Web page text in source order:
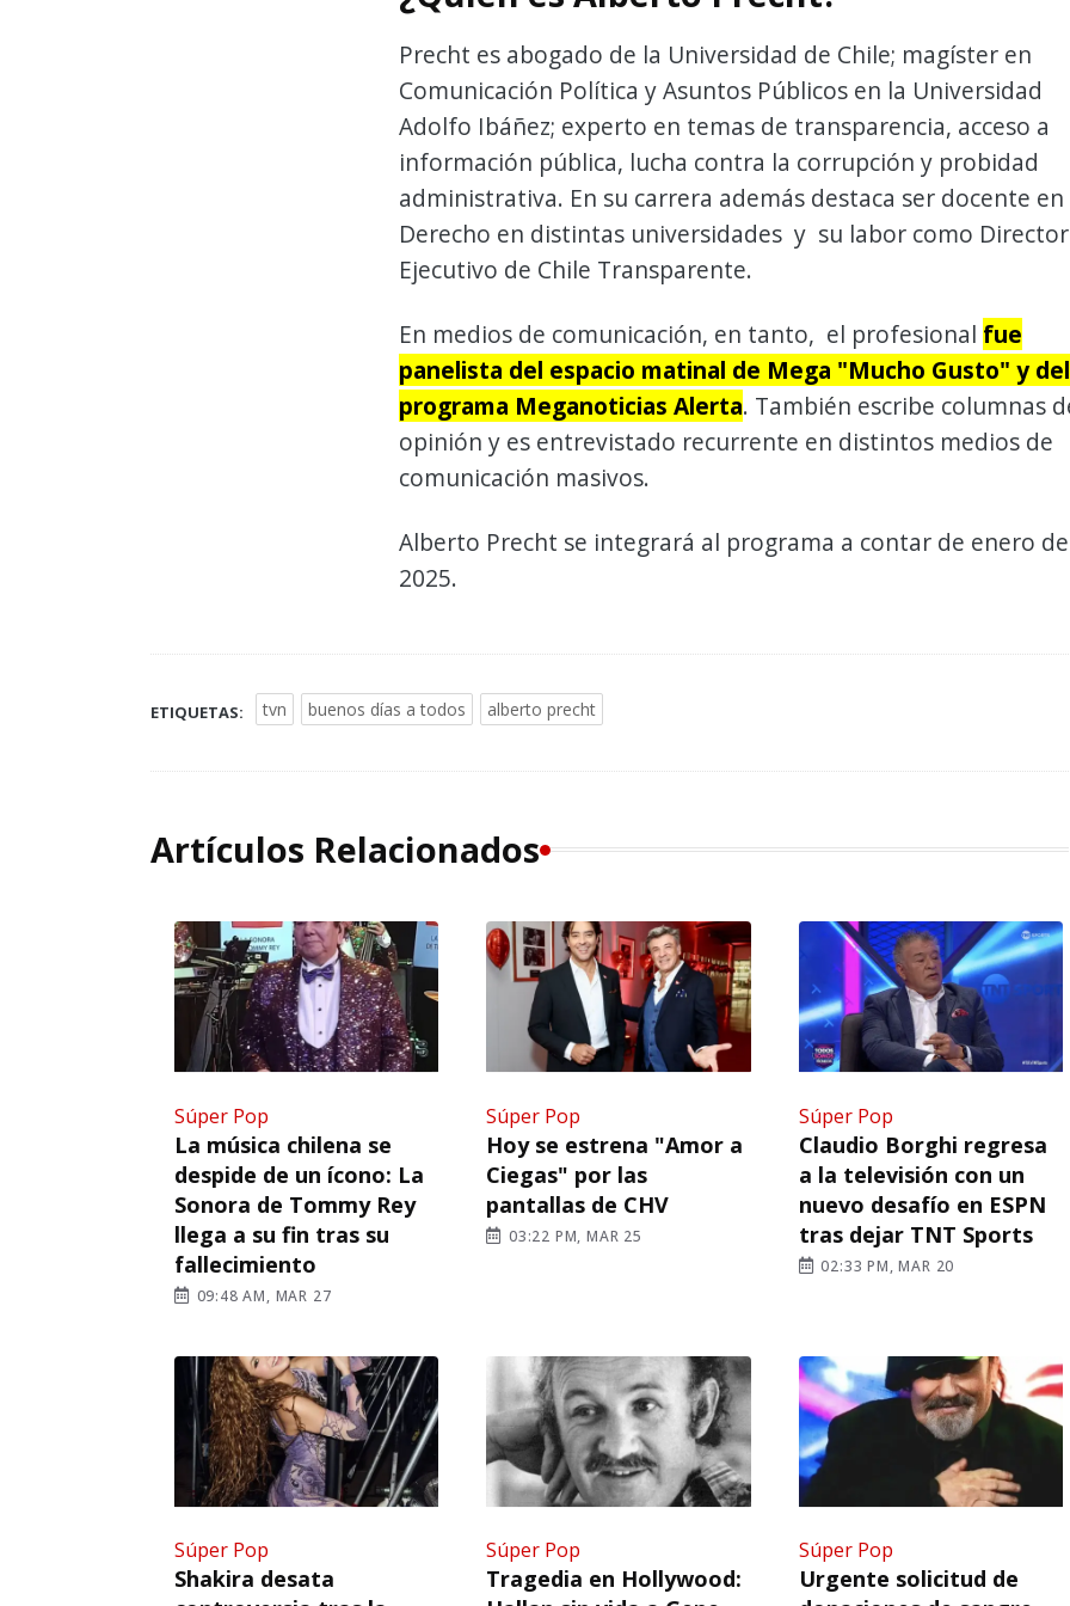
Precht es abogado de la Universidad de Chile; magíster en
Comunicación Política y Asuntos Públicos en la Universidad
Adolfo Ibáñez; experto en temas de transparencia, acceso a
información pública, lucha contra la corrupción y probidad
administrativa. En su carrera además destaca ser docente en
Derecho en distintas universidades y su labor como Director
Ejecutivo de Chile Transparente.
En medios de comunicación, en tanto, el profesional fue
panelista del espacio matinal de Mega "Mucho Gusto" y del
programa Meganoticias Alerta. También escribe columnas
opinión y es entrevistado recurrente en distintos medios de
comunicación masivos.
Alberto Precht se integrará al programa a contar de enero de
2025.
ETIQUETAS: tvn buenos días a todos alberto precht
Artículos Relacionados
Súper Pop
La música chilena se
despide de un ícono: La
Sonora de Tommy Rey
llega a su fin tras su
fallecimiento
09:48 AM, MAR 27
Súper Pop
Hoy se estrena "Amor a
Ciegas" por las
pantallas de CHV
03:22 PM, MAR 25
Súper Pop
Claudio Borghi regresa
a la televisión con un
nuevo desafío en ESPN
tras dejar TNT Sports
02:33 PM, MAR 20
Súper Pop
Shakira desata
Súper Pop
Tragedia en Hollywood:
Súper Pop
Urgente solicitud de